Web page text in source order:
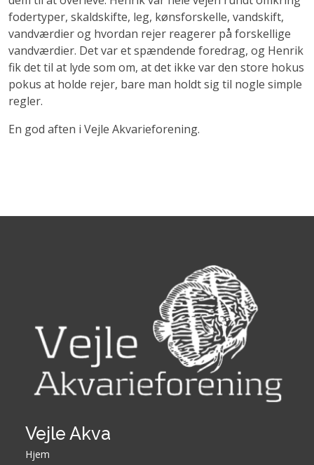
fodertyper, skaldskifte, leg, kønsforskelle, vandskift,
vandværdier og hvordan rejer reagerer på forskellige
vandværdier. Det var et spændende foredrag, og Henrik
fik det til at lyde som om, at det ikke var den store hokus
pokus at holde rejer, bare man holdt sig til nogle simple
regler.
En god aften i Vejle Akvarieforening.
Vejle Akva
Hjem